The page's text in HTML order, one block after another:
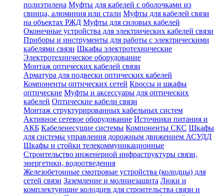
полиэтилена Муфты для кабелей с оболочками из
свинца, алюминия или стали Муфты для кабелей связи
на объектах РЖД Муфты для силовых кабелей
Оконечные устройства для электрических кабелей связи
Приборы и инструменты для работы с электрическими
кабелями связи Шкафы электротехнические
Электротехническое оборудование
Монтаж оптических кабелей связи
Арматура для подвески оптических кабелей
Компоненты оптических сетей Кроссы и шкафы
оптические Муфты и аксессуары для оптических
кабелей Оптические кабели связи
Монтаж структурированных кабельных систем
Активное сетевое оборудование Источники питания и
АКБ Кабеленесущие системы Компоненты СКС Шкафы
для системы управления дорожным движением АСУДД
Шкафы и стойки телекоммуникационные
Строительство инженерной инфраструктуры связи,
энергетики, водоотведения
Железобетонные смотровые устройства (колодцы) для
сетей связи Заземление и молниезащита Люки и
комплектующие колодцев для строительства связи и